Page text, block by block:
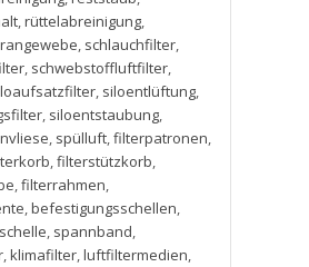
,rüttelabreinigung,
, schlauchfilter,
, schwebstoffluftfilter,
, siloentlüftung,
, siloentstaubung,
, spülluft,filterpatronen,
,filterstützkorb,
,filterrahmen,
,befestigungsschellen,
, spannband,
,klimafilter,luftfiltermedien,